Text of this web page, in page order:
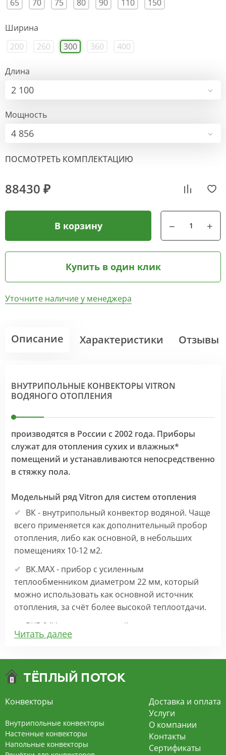
65
70 75 80 90 110 150
Ширина
200
260 300 360 400
Длина
2 100
Мощность
4 856
ПОСМОТРЕТЬ КОМПЛЕКТАЦИЮ
88430 ₽
В корзину
Купить в один клик
Уточните наличие у менеджера
Описание Характеристики Отзывы
ВНУТРИПОЛЬНЫЕ КОНВЕКТОРЫ VITRON
ВОДЯНОГО ОТОПЛЕНИЯ
производятся в России с 2002 года. Приборы
служат для отопления сухих и влажных*
помещений и устанавливаются непосредственно
в стяжку пола.
Модельный ряд Vitron для систем отопления
ВК - внутрипольный конвектор водяной. Чаще
всего применяется как дополнительный пробор
отопления, либо как основной, в небольших
помещениях 10-12 м2.
ВК.МАХ - прибор с усиленным
теплообменником диаметром 22 мм, который
можно использовать как основной источник
отопления, за счёт более высокой теплоотдачи.
ВКВ 24V – внутрипольный конвектор
отопления с вентилятором на 24В подходит для
экономит электроэнергию и бесшумно работает.
конвекцией на 220В. За счет тангенциального
вентилятора создает принудительную
конвекцию, что позволяет обогревать
помещения большой площади.
Читать далее
Конвекторы
Внутрипольные конвекторы
Настенные конвекторы
Напольные конвекторы
Доставка и оплата
Услуги
О компании
Контакты
Сертификаты